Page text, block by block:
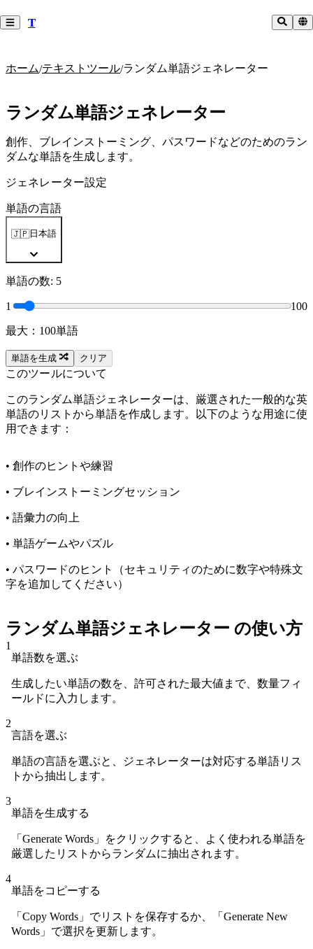
T
ホーム/テキストツール/ランダム単語ジェネレーター
ランダム単語ジェネレーター
創作、ブレインストーミング、パスワードなどのためのラン
ダムな単語を生成します。
ジェネレーター設定
単語の言語
🇯🇵日本語
単語の数: 5
1 100
最大：100単語
単語を生成 クリア
このツールについて
このランダム単語ジェネレーターは、厳選された一般的な英
単語のリストから単語を作成します。以下のような用途に使
用できます：
• 創作のヒントや練習
• ブレインストーミングセッション
• 語彙力の向上
• 単語ゲームやパズル
• パスワードのヒント（セキュリティのために数字や特殊文
字を追加してください）
ランダム単語ジェネレーター の使い方
1
単語数を選ぶ
生成したい単語の数を、許可された最大値まで、数量フィ
ールドに入力します。
2
言語を選ぶ
単語の言語を選ぶと、ジェネレーターは対応する単語リス
トから抽出します。
3
単語を生成する
「Generate Words」をクリックすると、よく使われる単語を
厳選したリストからランダムに抽出されます。
4
単語をコピーする
「Copy Words」でリストを保存するか、「Generate New
Words」で選択を更新します。